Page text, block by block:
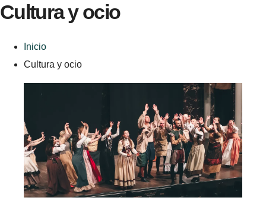
Cultura y ocio
Inicio
Cultura y ocio